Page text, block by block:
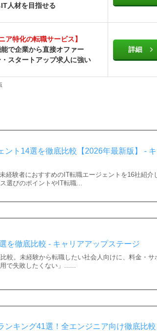
人材を目指せる
ア特化の転職サービス】
で企業から直接オファー
スタートアップ求人に強い
詳細
ント14選を徹底比較【2026年最新版】 -
経験者におすすめのIT転職エージェントを16社紹介
選びのポイントやIT転職...
を徹底比較 - キャリアアップステージ
較。未経験から転職したい社会人向けに、料金・サ
で失敗したくない」......
ンキング41選！全エンジニア向け徹底比